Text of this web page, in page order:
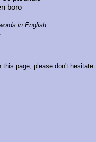
boro
in English.
this page, please don't